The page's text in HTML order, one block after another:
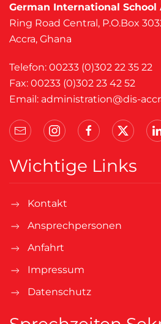
German International School
Ring Road Central, P.O.Box
Accra, Ghana
Telefon: 00233 (0)302 22 35 22
Fax: 00233 (0)302 23 42 52
Email: administration@dis-
Wichtige Links
Kontakt
Ansprechpersonen
Anfahrt
Impressum
Datenschutz